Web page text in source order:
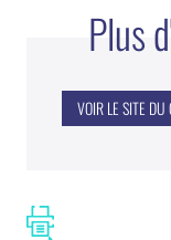
Plus
VOIR LE SITE DU